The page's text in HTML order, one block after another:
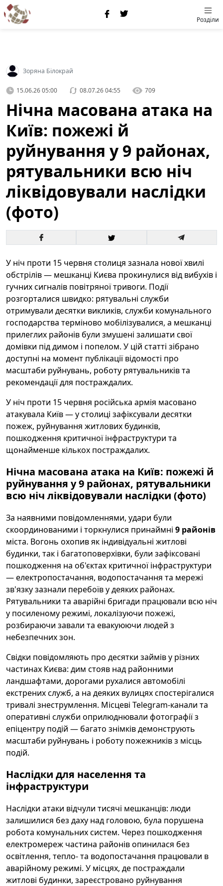
Розділи
Зоряна Білокрай
15.06.26 05:00 08.07.26 04:55 709
Нічна масована атака на
Київ: пожежі й
руйнування у 9 районах,
рятувальники всю ніч
ліквідовували наслідки
(фото)
У ніч проти 15 червня столиця зазнала нової хвилі
обстрілів — мешканці Києва прокинулися від вибухів і
гучних сигналів повітряної тривоги. Події
розгорталися швидко: рятувальні служби
отримували десятки викликів, служби комунального
господарства терміново мобілізувалися, а мешканці
прилеглих районів були змушені залишати свої
домівки під димом і попелом. У цій статті зібрано
доступні на момент публікації відомості про
масштаби руйнувань, роботу рятувальників та
рекомендації для постраждалих.
У ніч проти 15 червня російська армія масовано
атакувала Київ — у столиці зафіксували десятки
пожеж, руйнування житлових будинків,
пошкодження критичної інфраструктури та
щонайменше кількох постраждалих.
Нічна масована атака на Київ: пожежі й
руйнування у 9 районах, рятувальники
всю ніч ліквідовували наслідки (фото)
За наявними повідомленнями, удари були
скоординованими і торкнулися принаймні 9 районів
міста. Вогонь охопив як індивідуальні житлові
будинки, так і багатоповерхівки, були зафіксовані
пошкодження на об'єктах критичної інфраструктури
— електропостачання, водопостачання та мережі
зв'язку зазнали перебоїв у деяких районах.
Рятувальники та аварійні бригади працювали всю ніч
у посиленому режимі, локалізуючи пожежі,
розбираючи завали та евакуюючи людей з
небезпечних зон.
Свідки повідомляють про десятки займів у різних
частинах Києва: дим стояв над районними
ландшафтами, дорогами рухалися автомобілі
екстрених служб, а на деяких вулицях спостерігалися
тривалі знеструмлення. Місцеві Telegram-канали та
оперативні служби оприлюднювали фотографії з
епіцентру подій — багато знімків демонструють
масштаби руйнувань і роботу пожежників з місць
подій.
Наслідки для населення та
інфраструктури
Наслідки атаки відчули тисячі мешканців: люди
залишилися без даху над головою, була порушена
робота комунальних систем. Через пошкодження
електромереж частина районів опинилася без
освітлення, тепло- та водопостачання працювали в
аварійному режимі. У місцях, де постраждали
житлові будинки, зареєстровано руйнування